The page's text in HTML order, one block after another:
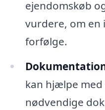
ejendomskøb
vurdere, om
forfølge.
kan hjælpe
nødvendige